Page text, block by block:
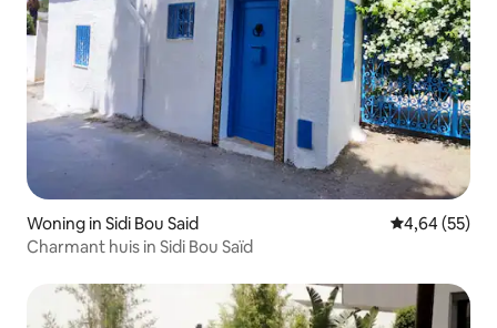
Woning in Sidi Bou Said Gemiddelde
4,64 (55)
Charmant huis in Sidi Bou Saïd